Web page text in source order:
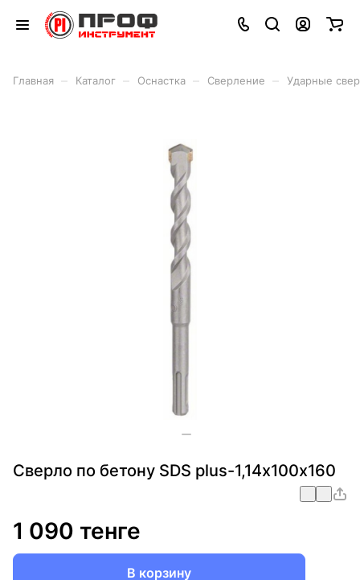
Главная Каталог Оснастка Сверление Ударные
Сверло по бетону SDS plus-1,14х100х160
1 090 тенге
В корзину